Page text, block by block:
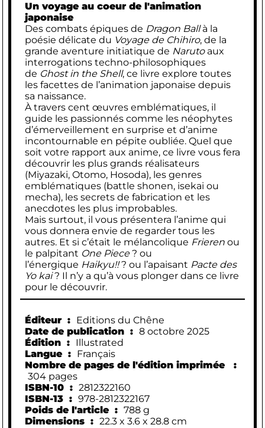
Un voyage au coeur de l'animation
japonaise
Des combats épiques de Dragon Ballà la
poésie délicate du Voyage de Chihiro, de la
grande aventure initiatique de Narutoaux
interrogations techno-philosophiques
de Ghost in the Shell, ce livre explore toutes
les facettes de l’animation japonaise depuis
sa naissance.
À travers cent œuvres emblématiques, il
guide les passionnés comme les néophytes
d’émerveillement en surprise et d’anime
incontournable en pépite oubliée. Quel que
soit votre rapport aux anime, ce livre vous fera
découvrir les plus grands réalisateurs
(Miyazaki, Otomo, Hosoda), les genres
emblématiques (battle shonen, isekai ou
mecha), les secrets de fabrication et les
anecdotes les plus improbables.
Mais surtout, il vous présentera l’anime qui
vous donnera envie de regarder tous les
autres. Et si c’était le mélancolique Frierenou
le palpitant One Piece? ou
l’énergique Haikyu!!? ou l’apaisant Pacte des
Yo kai? Il n’y a qu’à vous plonger dans ce livre
pour le découvrir.
Éditeur ‏ : ‎ Editions du Chêne
Date de publication ‏ : ‎ 8 octobre 2025
Édition ‏ : ‎ Illustrated
Langue ‏ : ‎ Français
Nombre de pages de l'édition imprimée ‏ :
304 pages
ISBN-10 ‏ : ‎ 2812322160
ISBN-13 ‏ : ‎ 978-2812322167
Poids de l'article ‏ : ‎ 788 g
Dimensions ‏ : ‎ 22.3 x 3.6 x 28.8 cm